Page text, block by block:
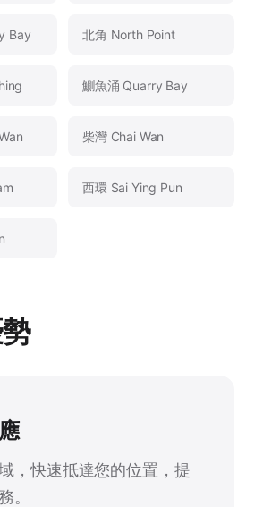
Bay 北角 North Point
鰂魚涌 Quarry Bay
柴灣 Chai Wan
西環 Sai Ying Pun
，快速抵達您的位置，提
。